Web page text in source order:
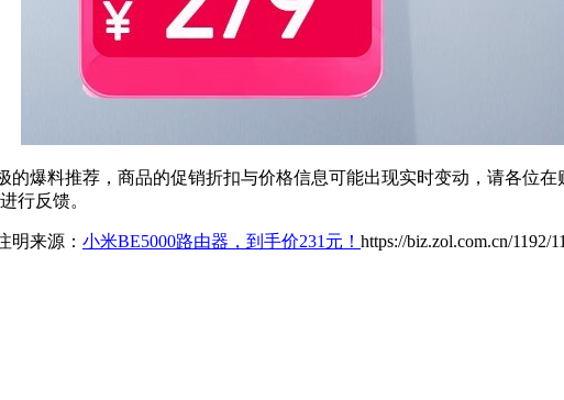
的爆料推荐，商品的促销折扣与价格信息可能出现实时变动，请各位
行反馈。
明来源： 小米BE5000路由器，到手价231元！ https://biz.zol.com.cn/1192/